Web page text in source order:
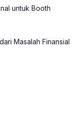
untuk Booth
Masalah Finansial